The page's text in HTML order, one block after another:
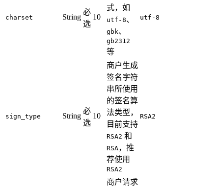
charset String
必
选
10
式，如
utf-8、
gbk、
gb2312
等
utf-8
sign_type String
必
选
10
商户生成
签名字符
串所使用
的签名算
法类型，
目前支持
RSA2 和
RSA，推
荐使用
RSA2
RSA2
商户请求